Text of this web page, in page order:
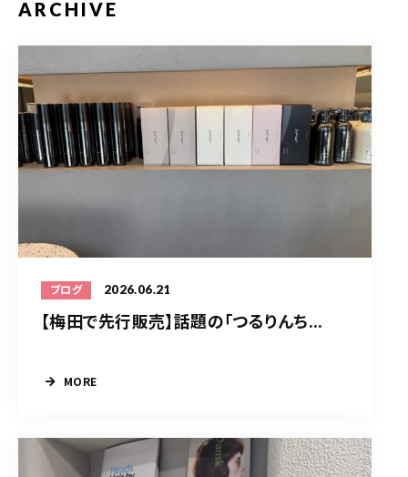
ARCHIVE
ブログ 2026.06.21
【梅田で先行販売】話題の「つるりんち...
MORE